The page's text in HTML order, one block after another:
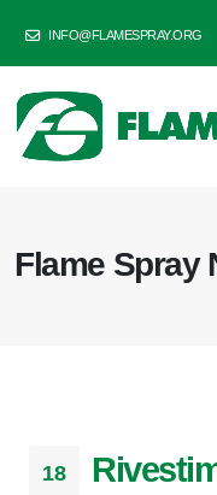
INFO@FLAMESPRAY.ORG
Flame Spray
18